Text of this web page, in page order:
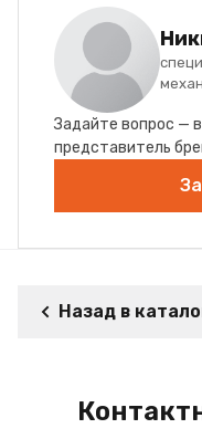
Задайте вопрос —
представитель
Назад в